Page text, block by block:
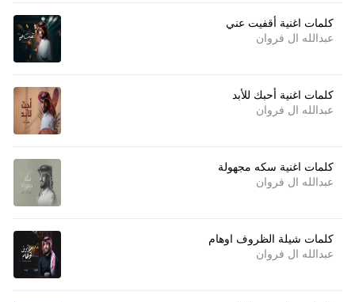
كلمات اغنية أقفيت عني
عبدالله ال فروان
كلمات اغنية أحبك للأبد
عبدالله ال فروان
كلمات اغنية سكه مجهولة
عبدالله ال فروان
كلمات شيلة الظروف اوهام
عبدالله ال فروان